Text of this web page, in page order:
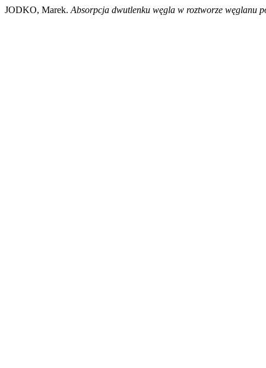
JODKO, Marek. Absorpcja dwutlenku węgla w roztworze węglanu